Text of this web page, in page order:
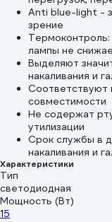
Anti blue-light -
зрение
лампы не
Выделяют
накаливания и
Соответствуют
совместимости
Не содержат
утилизации
Срок службы в
накаливания и
Характеристики
Тип
светодиодная
Мощность (Вт)
15